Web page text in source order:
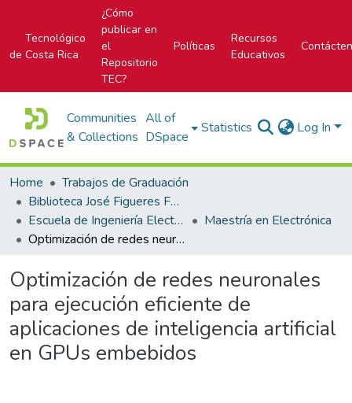
Tecnológico
de Costa Rica
¿Cómo
publicar en
el
Repositorio
TEC?
Políticas
Recursos
Educativos
Communities
& Collections
All of
DSpace
Statistics Log In
Home
Trabajos de Graduación
Biblioteca José Figueres Ferrer
Escuela de Ingeniería Electrónica
Maestría en Electrónica
Optimización de redes neuronales para ejecución eficiente de aplicaciones de inteligencia artificial en GPUs embebidos
Optimización de redes neuronales
para ejecución eficiente de
aplicaciones de inteligencia artificial
en GPUs embebidos